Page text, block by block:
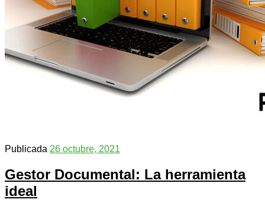
Publicada 26 octubre, 2021
Gestor Documental: La herramienta
ideal